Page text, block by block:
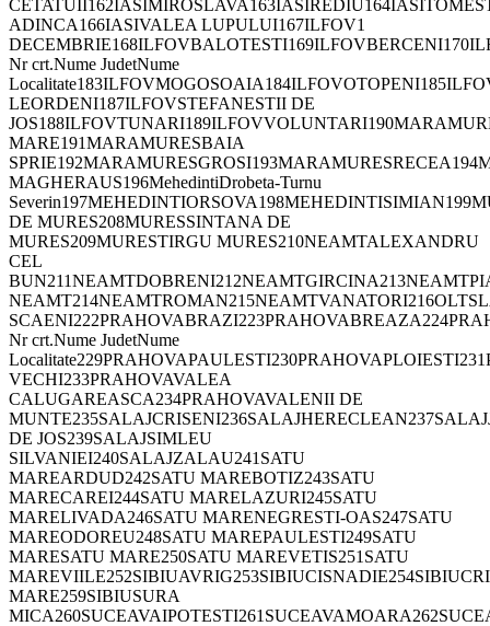
ADINCA166IASIVALEA LUPULUI167ILFOV1
Nr crt.Nume JudetNume
LEORDENI187ILFOVSTEFANESTII DE
MARE191MARAMURESBAIA
MAGHERAUS196MehedintiDrobeta-Turnu
DE MURES208MURESSINTANA DE
MURES209MURESTIRGU MURES210NEAMTALEXANDRU
CEL
Nr crt.Nume JudetNume
VECHI233PRAHOVAVALEA
CALUGAREASCA234PRAHOVAVALENII DE
DE JOS239SALAJSIMLEU
SILVANIEI240SALAJZALAU241SATU
MAREARDUD242SATU MAREBOTIZ243SATU
MARECAREI244SATU MARELAZURI245SATU
MARELIVADA246SATU MARENEGRESTI-OAS247SATU
MAREODOREU248SATU MAREPAULESTI249SATU
MARESATU MARE250SATU MAREVETIS251SATU
MARE259SIBIUSURA